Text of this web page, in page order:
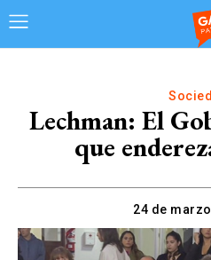
Lechman: El
que
24 de